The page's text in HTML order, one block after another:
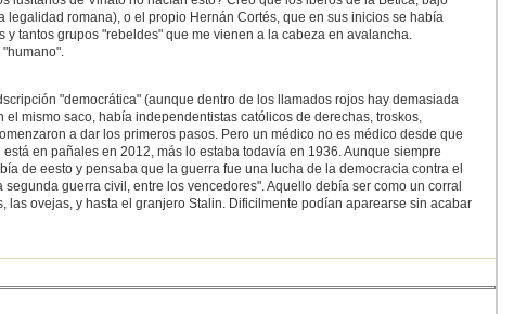
romana), o el propio Hernán Cortés, que en sus inicios se había
tantos grupos "rebeldes" que me vienen a la cabeza en avalancha.
"democrática" (aunque dentro de los llamados rojos hay demasiada
mismo saco, había independentistas católicos de derechas, troskos,
a dar los primeros pasos. Pero un médico no es médico desde que
en pañales en 2012, más lo estaba todavía en 1936. Aunque siempre
de eesto y pensaba que la guerra fue una lucha de la democracia contra el
guerra civil, entre los vencedores". Aquello debía ser como un corral
ovejas, y hasta el granjero Stalin. Dificilmente podían aparearse sin acabar